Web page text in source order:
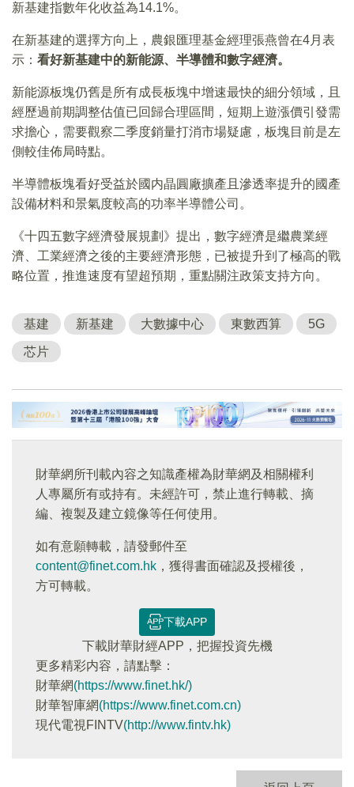
新基建指數年化收益為14.1%。
在新基建的選擇方向上，農銀匯理基金經理張燕曾在4月表
示： 看好新基建中的新能源、半導體和數字經濟。
新能源板塊仍舊是所有成長板塊中增速最快的細分領域，且
經歷過前期調整估值已回歸合理區間，短期上遊漲價引發需
求擔心，需要觀察二季度銷量打消市場疑慮，板塊目前是左
側較佳佈局時點。
半導體板塊看好受益於國内晶圓廠擴產且滲透率提升的國產
設備材料和景氣度較高的功率半導體公司。
《十四五數字經濟發展規劃》提出，數字經濟是繼農業經
濟、工業經濟之後的主要經濟形態，已被提升到了極高的戰
略位置，推進速度有望超預期，重點關注政策支持方向。
基建 新基建 大數據中心 東數西算 5G
芯片
財華網所刊載內容之知識產權為財華網及相關權利
人專屬所有或持有。未經許可，禁止進行轉載、摘
編、複製及建立鏡像等任何使用。
如有意願轉載，請發郵件至
content@finet.com.hk ，獲得書面確認及授權後，
方可轉載。
下載APP
下載財華財經APP，把握投資先機
更多精彩内容，請點擊：
財華網(https://www.finet.hk/)
財華智庫網(https://www.finet.com.cn)
現代電視FINTV(http://www.fintv.hk)